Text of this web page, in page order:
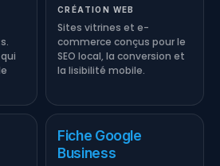
CRÉATION WEB
Sites vitrines et e-
commerce conçus pour le
SEO local, la conversion et
la lisibilité mobile.
Fiche Google
Business